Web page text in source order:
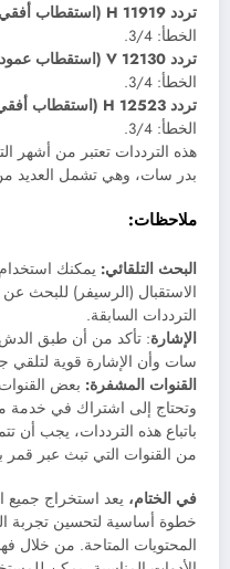
تردد 11919 H (استقطاب أفقي)، معدل الترميز:
الخطأ: 3/4.
تردد 12130 V (استقطاب عمودي)، معدل الترميز:
الخطأ: 3/4.
تردد 12523 H (استقطاب أفقي)، معدل الترميز:
الخطأ: 3/4.
هذه الترددات تعتبر من أشهر
بدر سات، وهي تشمل العديد
ملاحظات:
البحث التلقائي: يمكنك
الاستقبال (الرسيفر) للبحث
الترددات السابقة.
الإشارة: تأكد من أن طبق
سات وأن الإشارة قوية لتلقي
القنوات المشفرة: بعض
وتحتاج إلى اشتراك في خدمة
باتباع هذه الترددات، يجب
من القنوات التي تبث عبر
في الختام، يعد استخراج جميع
خطوة أساسية لتحسين تجربة
المحتويات المتاحة. من خلال